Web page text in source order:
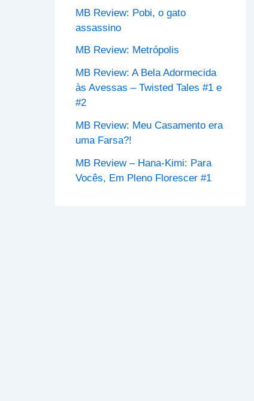
o
:
MB Review: Pobi, o gato
assassino
MB Review: Metrópolis
MB Review: A Bela Adormecida
às Avessas – Twisted Tales #1 e
#2
MB Review: Meu Casamento era
uma Farsa?!
MB Review – Hana-Kimi: Para
Vocês, Em Pleno Florescer #1